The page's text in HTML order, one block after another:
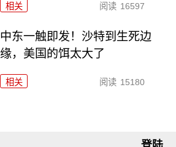
相关 阅读 16597
中东一触即发！沙特到生死边
缘，美国的饵太大了
相关 阅读 15180